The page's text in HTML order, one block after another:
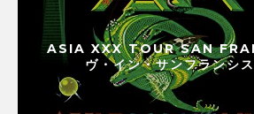
ASIA XXX TOUR SAN
ヴ・イン・サンフランシ